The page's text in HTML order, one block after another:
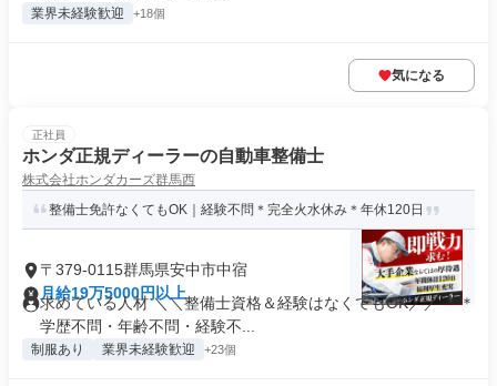
業界未経験歓迎 +18個
気になる
正社員
ホンダ正規ディーラーの自動車整備士
株式会社ホンダカーズ群馬西
整備士免許なくてもOK｜経験不問＊完全火水休み＊年休120日
〒379-0115群馬県安中市中宿
月給19万5000円以上
求めている人材 ＼＼整備士資格＆経験はなくてもOK／／ ＊＊
学歴不問・年齢不問・経験不...
制服あり 業界未経験歓迎 +23個